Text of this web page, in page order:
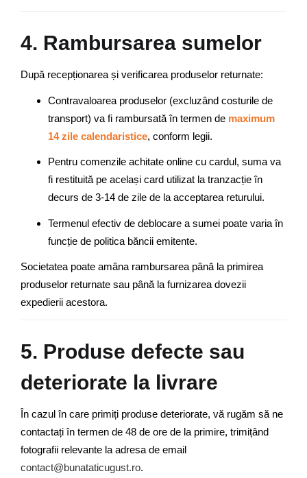
4. Rambursarea sumelor
După recepționarea și verificarea produselor returnate:
Contravaloarea produselor (excluzând costurile de
transport) va fi rambursată în termen de maximum
14 zile calendaristice, conform legii.
Pentru comenzile achitate online cu cardul, suma va
fi restituită pe același card utilizat la tranzacție în
decurs de 3-14 de zile de la acceptarea returului.
Termenul efectiv de deblocare a sumei poate varia în
funcție de politica băncii emitente.
Societatea poate amâna rambursarea până la primirea
produselor returnate sau până la furnizarea dovezii
expedierii acestora.
5. Produse defecte sau
deteriorate la livrare
În cazul în care primiți produse deteriorate, vă rugăm să ne
contactați în termen de 48 de ore de la primire, trimițând
fotografii relevante la adresa de email
contact@bunataticugust.ro.